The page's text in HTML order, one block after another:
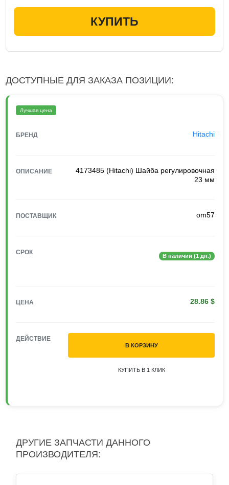
КУПИТЬ
ДОСТУПНЫЕ ДЛЯ ЗАКАЗА ПОЗИЦИИ:
Лучшая цена
БРЕНД Hitachi
ОПИСАНИЕ
4173485 (Hitachi) Шайба регулировочная
23 мм
ПОСТАВЩИК om57
СРОК В наличии (1 дн.)
ЦЕНА 28.86 $
ДЕЙСТВИЕ
В КОРЗИНУ
КУПИТЬ В 1 КЛИК
ДРУГИЕ ЗАПЧАСТИ ДАННОГО
ПРОИЗВОДИТЕЛЯ: